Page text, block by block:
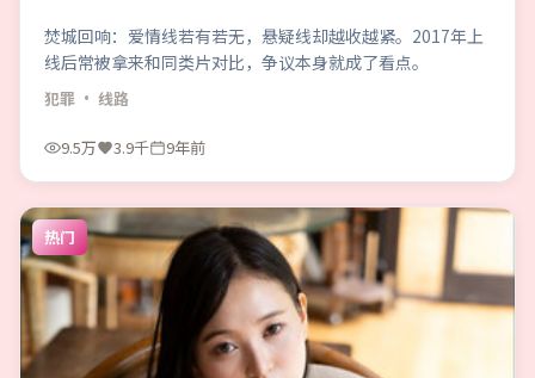
焚城回响：爱情线若有若无，悬疑线却越收越紧。2017年上
线后常被拿来和同类片对比，争议本身就成了看点。
犯罪 · 线路
9.5万 3.9千 9年前
热门